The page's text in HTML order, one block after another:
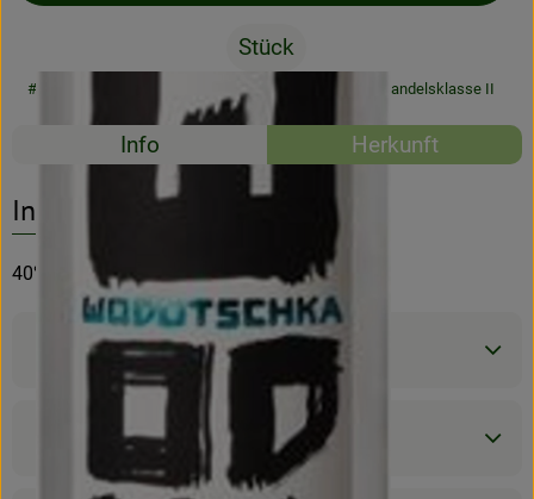
Stück
#69907 0,33 € Handelsklasse II
Rezepte
Info Herkunft
Entdecke passende Rezepte
Info
40% Vol
Produktinformationen